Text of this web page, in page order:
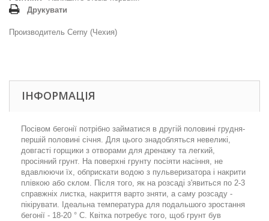
Друкувати
Производитель Cerny (Чехия)
ІНФОРМАЦІЯ
Посівом бегонії потрібно займатися в другій половині грудня-
першій половині січня. Для цього знадобляться невеликі,
довгасті горщики з отворами для дренажу та легкий,
просіяний грунт. На поверхні грунту посіяти насіння, не
вдавлюючи їх, обприскати водою з пульверизатора і накрити
плівкою або склом. Після того, як на розсаді з'явиться по 2-3
справжніх листка, накриття варто зняти, а саму розсаду -
пікірувати. Ідеальна температура для подальшого зростання
бегонії - 18-20 ° С. Квітка потребує того, щоб грунт був